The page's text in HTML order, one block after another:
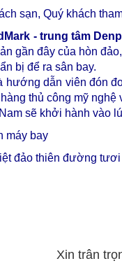
sạn, Quý khách
- trung tâm
gần đây của hòn
bị để ra sân bay.
hướng dẫn viên đón
thủ công mỹ nghệ
sẽ khởi hành vào
máy bay
đảo thiên đường
Xin trân